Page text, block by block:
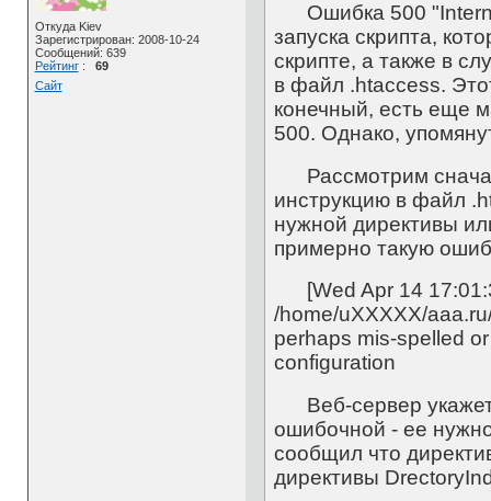
Откуда Kiev
Зарегистрирован: 2008-10-24
Сообщений: 639
Рейтинг: 69
Сайт
Ошибка 500
запуска скрипта,
скрипте, а также в
в файл .htaccess.
конечный, есть еще
500. Однако,
Рассмотрим
инструкцию в файл
нужной директивы
примерно такую
[Wed Apr 14
/home/uXXXXX/
perhaps mis-spelled
configuration
Веб-сервер укажет
ошибочной - ее
сообщил что
директивы